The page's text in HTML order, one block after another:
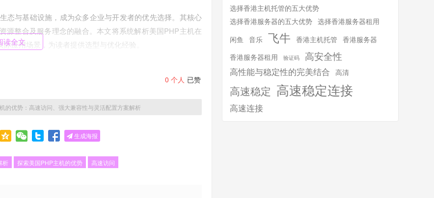
态与基础设施，成为众多企业与开发者的优先选择。其核心
源整合及服务理念的融合。本文将系统解析美国PHP主机在
应用场景，为读者提供选型与优化经验。
如Level3、Cogent等，并配备Anycast技术，可实现全球用户
等PHP加速模块，使数据库查询与页面加载效率提升
搭配CDN服务以弥补地理距离导致的延迟。
覆盖5.6至8.3，且支持无缝切换，兼容Zend、Symfony、
，更提供MariaDB集群与Redis内存数据库扩展。控制
读全文
0 个人 已赞
的优势：高速访问、强大兼容性与灵活配置方案解析
生成海报
析 探索美国PHP主机的优势 高速访问
选择香港主机托管的五大优势
选择香港服务器的五大优势 选择香港服务器租用
闲鱼
音乐 飞牛 香港主机托管 香港服务器
香港服务器租用
验证码 高安全性
高性能与稳定性的完美结合 高清
高速稳定 高速稳定连接
高速连接